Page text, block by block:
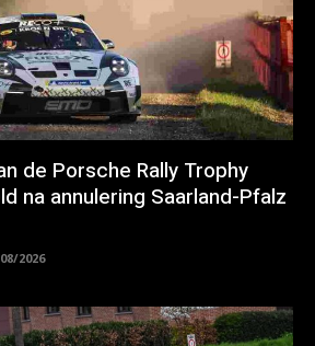
de Porsche Rally Trophy
na annulering Saarland-Pfalz
2026